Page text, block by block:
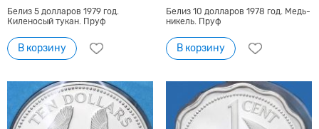
Белиз 5 долларов 1979 год.
Киленосый тукан. Пруф
В корзину
Белиз 10 долларов 1978 год. Медь-
никель. Пруф
В корзину